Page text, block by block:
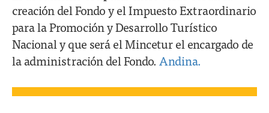
creación del Fondo y el Impuesto Extraordinario
para la Promoción y Desarrollo Turístico
Nacional y que será el Mincetur el encargado de
la administración del Fondo. Andina.